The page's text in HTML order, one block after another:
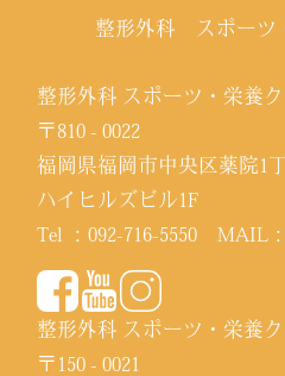
整形外科 スポーツ
整形外科 スポーツ・栄養
〒810 - 0022
福岡県福岡市中央区薬院1
ハイヒルズビル1F
Tel ：092-716-5550 MAIL
整形外科 スポーツ・栄養
〒150 - 0021